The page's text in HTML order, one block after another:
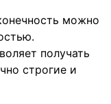
можно
получать
строгие и